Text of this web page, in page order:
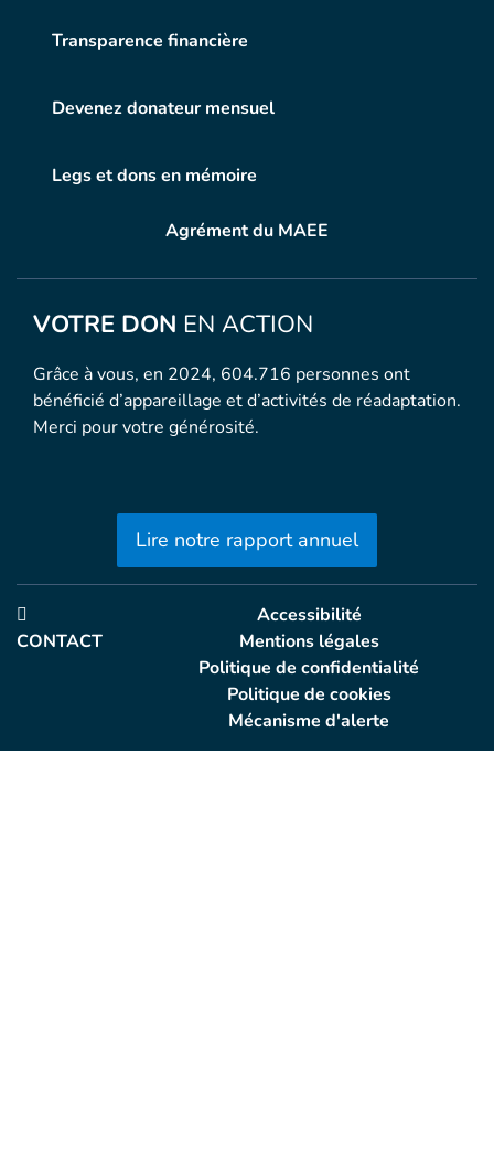
Transparence financière
Devenez donateur mensuel
Legs et dons en mémoire
Agrément du MAEE
VOTRE DON EN ACTION
Grâce à vous, en 2024, 604.716 personnes ont
bénéficié d’appareillage et d’activités de réadaptation.
Merci pour votre générosité.
Lire notre rapport annuel
CONTACT
Accessibilité
Mentions légales
Politique de confidentialité
Politique de cookies
Mécanisme d'alerte